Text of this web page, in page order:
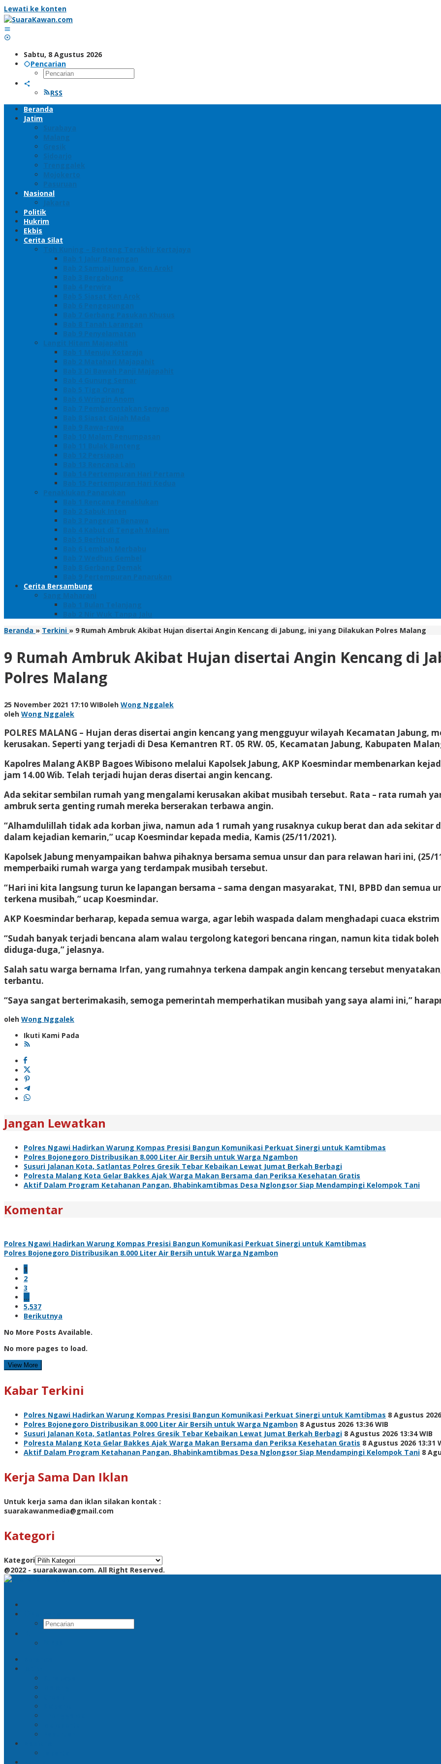
Lewati ke konten
Sabtu, 8 Agustus 2026
Pencarian
RSS
Beranda
Jatim
Surabaya
Malang
Gresik
Sidoarjo
Trenggalek
Mojokerto
Pasuruan
Nasional
Jakarta
Politik
Hukrim
Ekbis
Cerita Silat
Toh Kuning – Benteng Terakhir Kertajaya
Bab 1 Jalur Banengan
Bab 2 Sampai Jumpa, Ken Arok!
Bab 3 Bergabung
Bab 4 Perwira
Bab 5 Siasat Ken Arok
Bab 6 Pengepungan
Bab 7 Gerbang Pasukan Khusus
Bab 8 Tanah Larangan
Bab 9 Penyelamatan
Langit Hitam Majapahit
Bab 1 Menuju Kotaraja
Bab 2 Matahari Majapahit
Bab 3 Di Bawah Panji Majapahit
Bab 4 Gunung Semar
Bab 5 Tiga Orang
Bab 6 Wringin Anom
Bab 7 Pemberontakan Senyap
Bab 8 Siasat Gajah Mada
Bab 9 Rawa-rawa
Bab 10 Malam Penumpasan
Bab 11 Bulak Banteng
Bab 12 Persiapan
Bab 13 Rencana Lain
Bab 14 Pertempuran Hari Pertama
Bab 15 Pertempuran Hari Kedua
Penaklukan Panarukan
Bab 1 Rencana Penaklukan
Bab 2 Sabuk Inten
Bab 3 Pangeran Benawa
Bab 4 Kabut di Tengah Malam
Bab 5 Berhitung
Bab 6 Lembah Merbabu
Bab 7 Wedhus Gembel
Bab 8 Gerbang Demak
Bab 9 Pertempuran Panarukan
Cerita Bersambung
Sang Maharani
Bab 1 Bulan Telanjang
Bab 2 Nir Wuk Tanpa Jalu
Beranda » Terkini » 9 Rumah Ambruk Akibat Hujan disertai Angin Kencang di Jabung, ini yang Dilakukan Polres Malang
9 Rumah Ambruk Akibat Hujan disertai Angin Kencang di
Polres Malang
25 November 2021 17:10 WIBoleh Wong Nggalek
oleh Wong Nggalek
POLRES MALANG – Hujan deras disertai angin kencang yang mengguyur wilayah Kecamatan Jabung,
kerusakan. Seperti yang terjadi di Desa Kemantren RT. 05 RW. 05, Kecamatan Jabung, Kabupaten
Kapolres Malang AKBP Bagoes Wibisono melalui Kapolsek Jabung, AKP Koesmindar membenarkan
jam 14.00 Wib. Telah terjadi hujan deras disertai angin kencang.
Ada sekitar sembilan rumah yang mengalami kerusakan akibat musibah tersebut. Rata – rata rumah
ambruk serta genting rumah mereka berserakan terbawa angin.
“Alhamdulillah tidak ada korban jiwa, namun ada 1 rumah yang rusaknya cukup berat dan ada sekitar
dalam kejadian kemarin,” ucap Koesmindar kepada media, Kamis (25/11/2021).
Kapolsek Jabung menyampaikan bahwa pihaknya bersama semua unsur dan para relawan hari ini,
memperbaiki rumah warga yang terdampak musibah tersebut.
“Hari ini kita langsung turun ke lapangan bersama – sama dengan masyarakat, TNI, BPBD dan
terkena musibah,” ucap Koesmindar.
AKP Koesmindar berharap, kepada semua warga, agar lebih waspada dalam menghadapi cuaca
“Sudah banyak terjadi bencana alam walau tergolong kategori bencana ringan, namun kita tidak
diduga-duga,” jelasnya.
Salah satu warga bernama Irfan, yang rumahnya terkena dampak angin kencang tersebut
terbantu.
“Saya sangat berterimakasih, semoga pemerintah memperhatikan musibah yang saya alami ini,”
oleh Wong Nggalek
Ikuti Kami Pada
Jangan Lewatkan
Polres Ngawi Hadirkan Warung Kompas Presisi Bangun Komunikasi Perkuat Sinergi untuk Kamtibmas
Polres Bojonegoro Distribusikan 8.000 Liter Air Bersih untuk Warga Ngambon
Susuri Jalanan Kota, Satlantas Polres Gresik Tebar Kebaikan Lewat Jumat Berkah Berbagi
Polresta Malang Kota Gelar Bakkes Ajak Warga Makan Bersama dan Periksa Kesehatan Gratis
Aktif Dalam Program Ketahanan Pangan, Bhabinkamtibmas Desa Nglongsor Siap Mendampingi Kelompok Tani
Komentar
Polres Ngawi Hadirkan Warung Kompas Presisi Bangun Komunikasi Perkuat Sinergi untuk Kamtibmas
Polres Bojonegoro Distribusikan 8.000 Liter Air Bersih untuk Warga Ngambon
1
2
3
…
5,537
Berikutnya
No More Posts Available.
No more pages to load.
View More
Kabar Terkini
Polres Ngawi Hadirkan Warung Kompas Presisi Bangun Komunikasi Perkuat Sinergi untuk Kamtibmas 8 Agustus
Polres Bojonegoro Distribusikan 8.000 Liter Air Bersih untuk Warga Ngambon 8 Agustus 2026 13:36 WIB
Susuri Jalanan Kota, Satlantas Polres Gresik Tebar Kebaikan Lewat Jumat Berkah Berbagi 8 Agustus 2026 13:34 WIB
Polresta Malang Kota Gelar Bakkes Ajak Warga Makan Bersama dan Periksa Kesehatan Gratis 8 Agustus 2026 13:31
Aktif Dalam Program Ketahanan Pangan, Bhabinkamtibmas Desa Nglongsor Siap Mendampingi Kelompok Tani 8
Kerja Sama Dan Iklan
Untuk kerja sama dan iklan silakan kontak :
suarakawanmedia@gmail.com
Kategori
Kategori
@2022 - suarakawan.com. All Right Reserved.